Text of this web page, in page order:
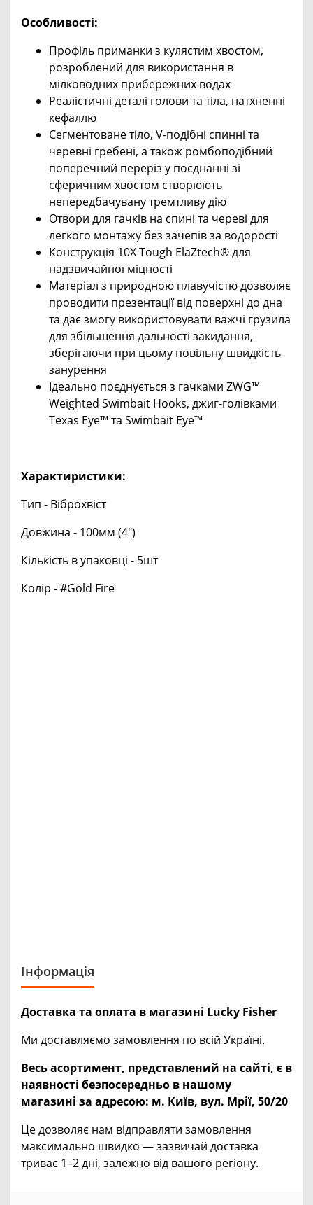
Особливості:
Профіль приманки з кулястим хвостом,
розроблений для використання в
мілководних прибережних водах
Реалістичні деталі голови та тіла, натхненні
кефаллю
Сегментоване тіло, V-подібні спинні та
черевні гребені, а також ромбоподібний
поперечний переріз у поєднанні зі
сферичним хвостом створюють
непередбачувану тремтливу дію
Отвори для гачків на спині та череві для
легкого монтажу без зачепів за водорості
Конструкція 10X Tough ElaZtech® для
надзвичайної міцності
Матеріал з природною плавучістю дозволяє
проводити презентації від поверхні до дна
та дає змогу використовувати важчі грузила
для збільшення дальності закидання,
зберігаючи при цьому повільну швидкість
занурення
Ідеально поєднується з гачками ZWG™
Weighted Swimbait Hooks, джиг-голівками
Texas Eye™ та Swimbait Eye™
Характиристики:
Тип - Віброхвіст
Довжина - 100мм (4")
Кількість в упаковці - 5шт
Колір - #Gold Fire
Інформація
Доставка та оплата в магазині Lucky Fisher
Ми доставляємо замовлення по всій Україні.
Весь асортимент, представлений на сайті, є в
наявності безпосередньо в нашому
магазині за адресою: м. Київ, вул. Мрії, 50/20
Це дозволяє нам відправляти замовлення
максимально швидко — зазвичай доставка
триває 1–2 дні, залежно від вашого регіону.